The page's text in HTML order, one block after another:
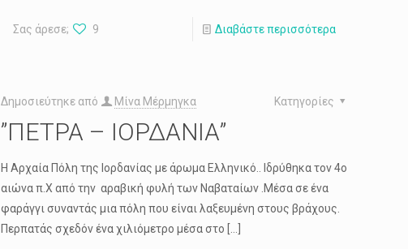
Σας άρεσε; 9 Διαβάστε περισσότερα
Δημοσιεύτηκε από Μίνα Μέρμηγκα Κατηγορίες
”ΠΕΤΡΑ – ΙΟΡΔΑΝΙΑ”
Η Αρχαία Πόλη της Ιορδανίας με άρωμα Ελληνικό.. Ιδρύθηκα τον 4ο
αιώνα π.Χ από την αραβική φυλή των Ναβαταίων .Μέσα σε ένα
φαράγγι συναντάς μια πόλη που είναι λαξευμένη στους βράχους.
Περπατάς σχεδόν ένα χιλιόμετρο μέσα στο […]